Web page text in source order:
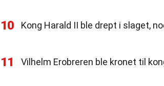
10 Kong Harald II ble drept i slaget,
11 Vilhelm Erobreren ble kronet til